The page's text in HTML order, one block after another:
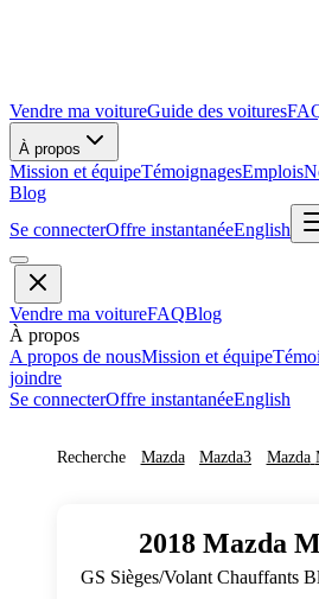
Vendre ma voitureGuide des voitures
À propos
Mission et équipeTémoignagesEmplois
Blog
Se connecterOffre instantanéeEnglish
Vendre ma voitureFAQBlog
À propos
A propos de nousMission et équipe
joindre
Se connecterOffre instantanéeEnglish
Recherche Mazda Mazda3 Mazda
2018 Mazda
GS Sièges/Volant Chauffants